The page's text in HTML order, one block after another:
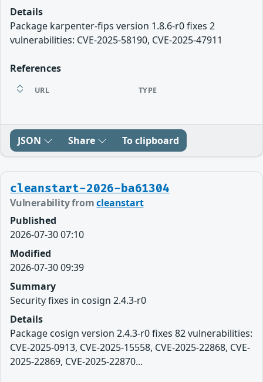
Details
Package karpenter-fips version 1.8.6-r0 fixes 2
vulnerabilities: CVE-2025-58190, CVE-2025-47911
References
URL TYPE
JSON Share To clipboard
cleanstart-2026-ba61304
Vulnerability fromcleanstart
Published
2026-07-30 07:10
Modified
2026-07-30 09:39
Summary
Security fixes in cosign 2.4.3-r0
Details
Package cosign version 2.4.3-r0 fixes 82 vulnerabilities:
CVE-2025-0913, CVE-2025-15558, CVE-2025-22868, CVE-
2025-22869, CVE-2025-22870...